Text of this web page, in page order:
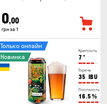
0,00
грн за 1
Крепость
7 °
Горечь
35 IBU
Плотность
16.5 %
Только онлайн
Новинка